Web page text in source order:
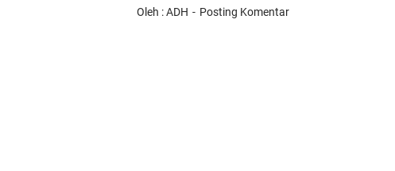
Oleh : ADH Posting Komentar